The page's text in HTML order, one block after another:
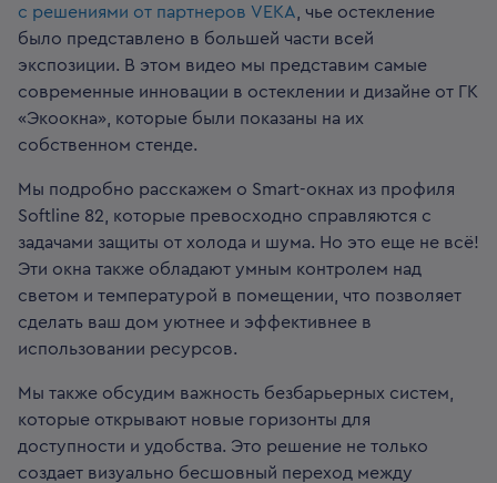
с решениями от партнеров VEKA , чье остекление
было представлено в большей части всей
экспозиции. В этом видео мы представим самые
современные инновации в остеклении и дизайне от ГК
«Экоокна», которые были показаны на их
собственном стенде.
Мы подробно расскажем о Smart-окнах из профиля
Softline 82, которые превосходно справляются с
задачами защиты от холода и шума. Но это еще не всё!
Эти окна также обладают умным контролем над
светом и температурой в помещении, что позволяет
сделать ваш дом уютнее и эффективнее в
использовании ресурсов.
Мы также обсудим важность безбарьерных систем,
которые открывают новые горизонты для
доступности и удобства. Это решение не только
создает визуально бесшовный переход между